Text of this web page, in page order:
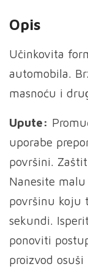
650ml
količina
Opis
Učinkovita
automobila.
masnoću i
Upute:
uporabe
površini.
Nanesite
površinu koju
sekundi.
ponoviti
proizvod